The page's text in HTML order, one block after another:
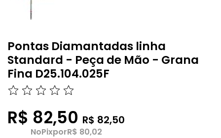
Pontas Diamantadas linha
Standard - Peça de Mão - Grana
Fina D25.104.025F
R$ 82,50 R$ 82,50
NoPixporR$ 80,02